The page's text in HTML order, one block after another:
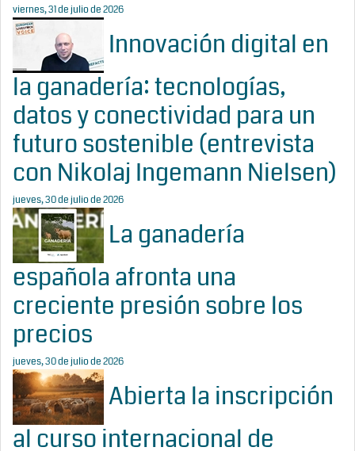
viernes, 31 de julio de 2026
Innovación digital en
la ganadería: tecnologías,
datos y conectividad para un
futuro sostenible (entrevista
con Nikolaj Ingemann Nielsen)
jueves, 30 de julio de 2026
La ganadería
española afronta una
creciente presión sobre los
precios
jueves, 30 de julio de 2026
Abierta la inscripción
al curso internacional de